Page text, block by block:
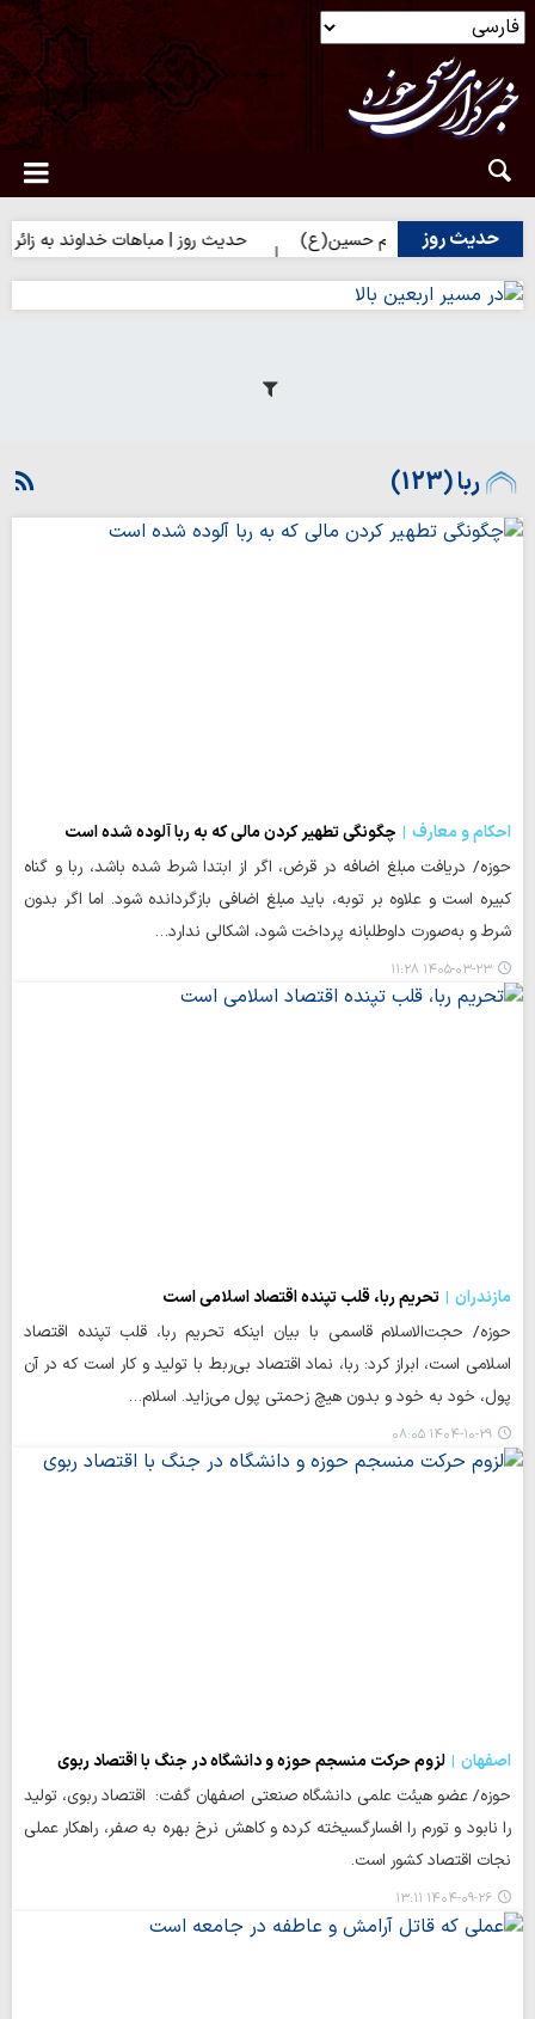
حدیث روز
زائران امام حسین(ع) حدیث روز | مباهات خداوند به زائر امام
ربا (123)
احکام و معارف
چگونگی تطهیر کردن مالی که به ربا آلوده شده است
حوزه/ دریافت مبلغ اضافه در قرض، اگر از ابتدا شرط شده باشد، ربا و گناه
کبیره است و علاوه بر توبه، باید مبلغ اضافی بازگردانده شود. اما اگر بدون
شرط و به‌صورت داوطلبانه پرداخت شود، اشکالی ندارد…
۱۴۰۵-۰۳-۲۳ ۱۱:۲۸
مازندران
تحریم ربا، قلب تپنده اقتصاد اسلامی است
حوزه/ حجت‌الاسلام قاسمی با بیان اینکه تحریم ربا، قلب تپنده اقتصاد
اسلامی است، ابراز کرد: ربا، نماد اقتصاد بی‌ربط با تولید و کار است که در آن
پول، خود به خود و بدون هیچ زحمتی پول می‌زاید. اسلام…
۱۴۰۴-۱۰-۲۹ ۰۸:۰۵
اصفهان
لزوم حرکت منسجم حوزه و دانشگاه در جنگ با اقتصاد ربوی
حوزه/ عضو هیئت علمی دانشگاه صنعتی اصفهان گفت: اقتصاد ربوی، تولید
را نابود و تورم را افسارگسیخته کرده و کاهش نرخ بهره به صفر، راهکار عملی
نجات اقتصاد کشور است.
۱۴۰۴-۰۹-۲۶ ۱۳:۱۱